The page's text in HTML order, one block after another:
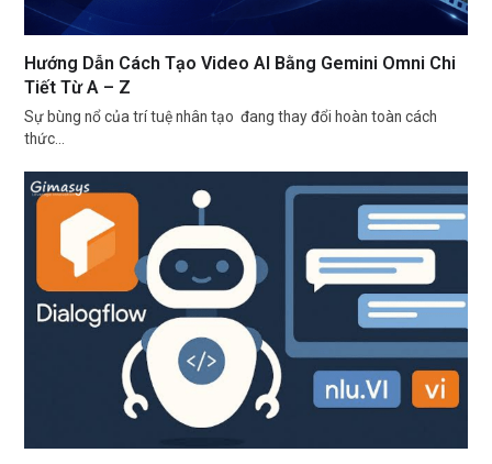
Hướng Dẫn Cách Tạo Video AI Bằng Gemini Omni Chi
Tiết Từ A – Z
Sự bùng nổ của trí tuệ nhân tạo đang thay đổi hoàn toàn cách
thức…